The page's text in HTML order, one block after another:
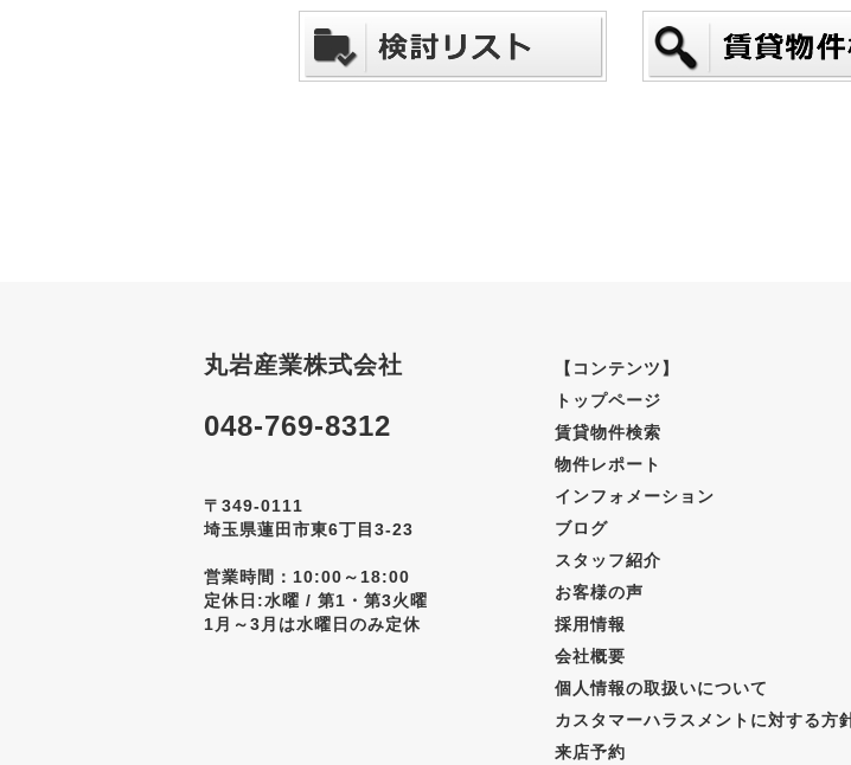
丸岩産業株式会社
048-769-8312
〒349-0111
埼玉県蓮田市東6丁目3-23
営業時間：10:00～18:00
定休日:水曜 / 第1・第3火曜
1月～3月は水曜日のみ定休
【コンテンツ】
トップページ
賃貸物件検索
物件レポート
インフォメーション
ブログ
スタッフ紹介
お客様の声
採用情報
会社概要
個人情報の取扱いについて
カスタマーハラスメントに対する方
来店予約